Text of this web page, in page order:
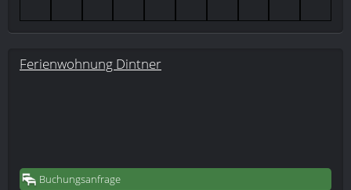
Ferienwohnung Dintner
Buchungsanfrage